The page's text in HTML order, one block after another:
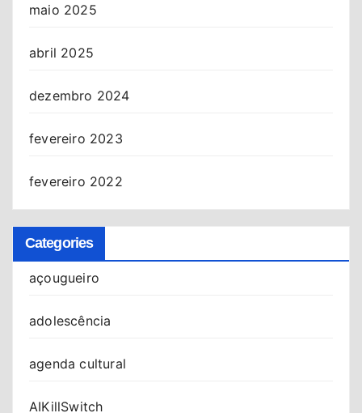
maio 2025
abril 2025
dezembro 2024
fevereiro 2023
fevereiro 2022
Categories
açougueiro
adolescência
agenda cultural
AIKillSwitch